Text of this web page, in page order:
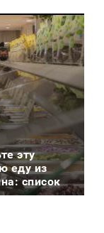
эту
еду из
список